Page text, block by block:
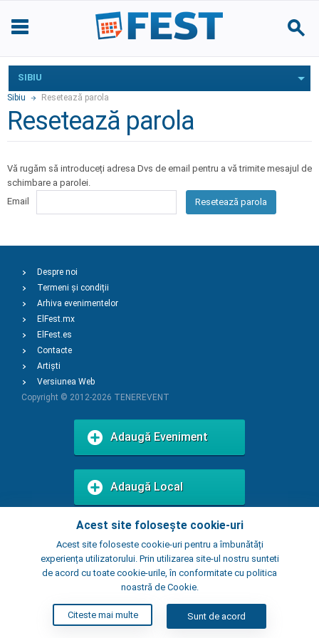
SIBIU
Sibiu Resetează parola
Resetează parola
Vă rugăm să introduceți adresa Dvs de email pentru a vă trimite mesajul de
schimbare a parolei.
Email
Resetează parola
Acest site folosește cookie-uri
Acest site foloseste cookie-uri pentru a îmbunătăți
experiența utilizatorului. Prin utilizarea site-ul nostru sunteti
de acord cu toate cookie-urile, în conformitate cu politica
noastră de Cookie.
Citeste mai multe Sunt de acord
Despre noi
Termeni și condiții
Arhiva evenimentelor
ElFest.mx
ElFest.es
Contacte
Artiști
Versiunea Web
Copyright © 2012-2026 TENEREVENT
Adaugă Eveniment
Adaugă Local